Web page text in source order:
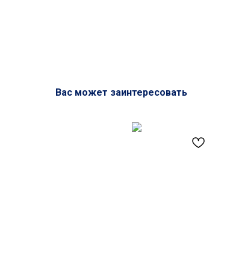
Вас может заинтересовать